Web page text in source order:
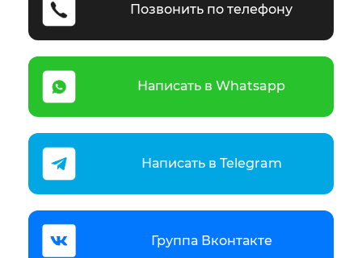
Позвонить по телефону
Написать в Whatsapp
Написать в Telegram
Группа Вконтакте